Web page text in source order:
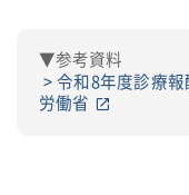
▼参考資料
令和8年度診療報
労働省